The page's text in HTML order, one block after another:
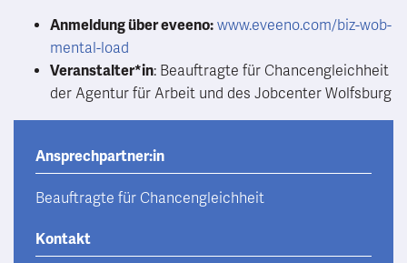
Anmeldung über eveeno: www.eveeno.com/biz-wob-
mental-load
Veranstalter*in: Beauftragte für Chancengleichheit
der Agentur für Arbeit und des Jobcenter Wolfsburg
Ansprechpartner:in
Beauftragte für Chancengleichheit
Kontakt